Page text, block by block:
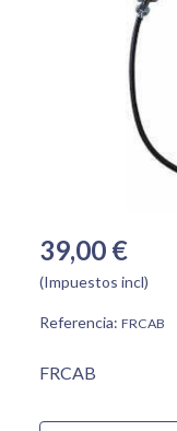
39,00 €
(Impuestos incl)
Referencia: FRCAB
FRCAB